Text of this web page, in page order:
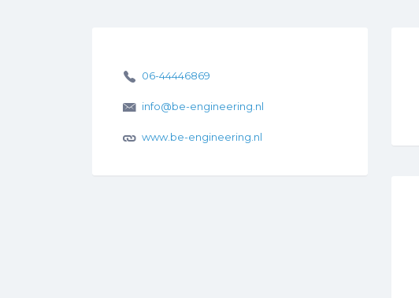
06-44446869
info@be-engineering.nl
www.be-engineering.nl